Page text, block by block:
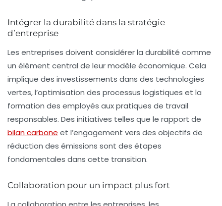
Intégrer la durabilité dans la stratégie
d’entreprise
Les entreprises doivent considérer la durabilité comme
un élément central de leur modèle économique. Cela
implique des investissements dans des technologies
vertes, l’optimisation des processus logistiques et la
formation des employés aux pratiques de travail
responsables. Des initiatives telles que le rapport de
bilan carbone et l’engagement vers des objectifs de
réduction des émissions sont des étapes
fondamentales dans cette transition.
Collaboration pour un impact plus fort